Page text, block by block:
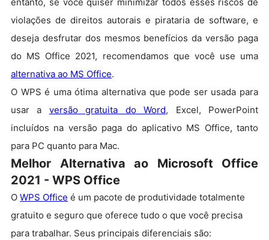
violações de direitos autorais e pirataria de software, e
deseja desfrutar dos mesmos benefícios da versão paga
do MS Office 2021, recomendamos que você use uma
alternativa ao MS Office.
O WPS é uma ótima alternativa que pode ser usada para
usar a versão gratuita doWord, Excel, PowerPoint
incluídos na versão paga do aplicativo MS Office, tanto
para PC quanto para Mac.
Melhor Alternativa ao Microsoft Office
2021 - WPS Office
O WPS Office é um pacote de produtividade totalmente
gratuito e seguro que oferece tudo o que você precisa
para trabalhar. Seus principais diferenciais são: